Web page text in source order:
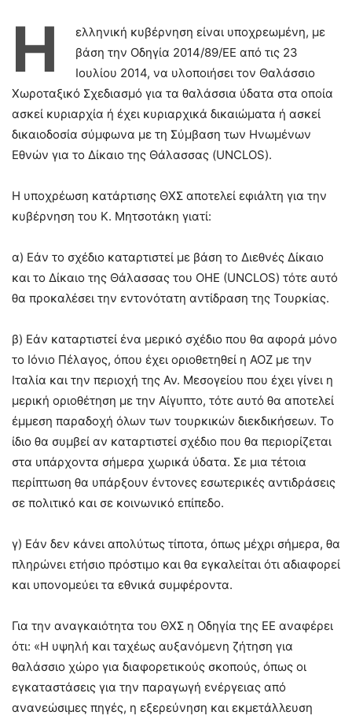
Η
ελληνική κυβέρνηση είναι υποχρεωμένη, με
βάση την Οδηγία 2014/89/ΕΕ από τις 23
Ιουλίου 2014, να υλοποιήσει τον Θαλάσσιο
Χωροταξικό Σχεδιασμό για τα θαλάσσια ύδατα στα οποία
ασκεί κυριαρχία ή έχει κυριαρχικά δικαιώματα ή ασκεί
δικαιοδοσία σύμφωνα με τη Σύμβαση των Ηνωμένων
Εθνών για το Δίκαιο της Θάλασσας (UNCLOS).
Η υποχρέωση κατάρτισης ΘΧΣ αποτελεί εφιάλτη για την
κυβέρνηση του Κ. Μητσοτάκη γιατί:
α) Εάν το σχέδιο καταρτιστεί με βάση το Διεθνές Δίκαιο
και το Δίκαιο της Θάλασσας του ΟΗΕ (UNCLOS) τότε αυτό
θα προκαλέσει την εντονότατη αντίδραση της Τουρκίας.
β) Εάν καταρτιστεί ένα μερικό σχέδιο που θα αφορά μόνο
το Ιόνιο Πέλαγος, όπου έχει οριοθετηθεί η ΑΟΖ με την
Ιταλία και την περιοχή της Αν. Μεσογείου που έχει γίνει η
μερική οριοθέτηση με την Αίγυπτο, τότε αυτό θα αποτελεί
έμμεση παραδοχή όλων των τουρκικών διεκδικήσεων. Το
ίδιο θα συμβεί αν καταρτιστεί σχέδιο που θα περιορίζεται
στα υπάρχοντα σήμερα χωρικά ύδατα. Σε μια τέτοια
περίπτωση θα υπάρξουν έντονες εσωτερικές αντιδράσεις
σε πολιτικό και σε κοινωνικό επίπεδο.
γ) Εάν δεν κάνει απολύτως τίποτα, όπως μέχρι σήμερα, θα
πληρώνει ετήσιο πρόστιμο και θα εγκαλείται ότι αδιαφορεί
και υπονομεύει τα εθνικά συμφέροντα.
Για την αναγκαιότητα του ΘΧΣ η Οδηγία της ΕΕ αναφέρει
ότι: «Η υψηλή και ταχέως αυξανόμενη ζήτηση για
θαλάσσιο χώρο για διαφορετικούς σκοπούς, όπως οι
εγκαταστάσεις για την παραγωγή ενέργειας από
ανανεώσιμες πηγές, η εξερεύνηση και εκμετάλλευση